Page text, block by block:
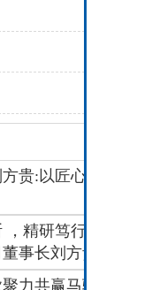
贵:以匠心破垄断,让
笃行强智造 ——访山东双
事长刘方贵
力共赢马骋程